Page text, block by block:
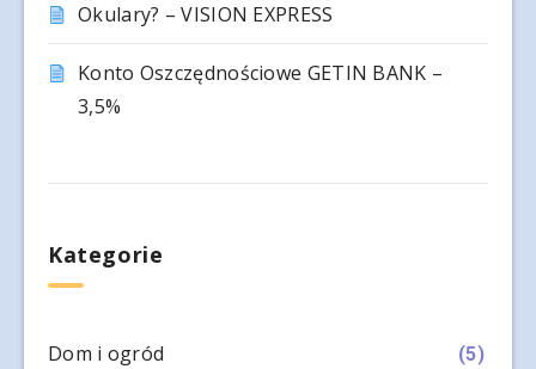
Okulary? – VISION EXPRESS
Konto Oszczędnościowe GETIN BANK –
3,5%
Kategorie
Dom i ogród (5)